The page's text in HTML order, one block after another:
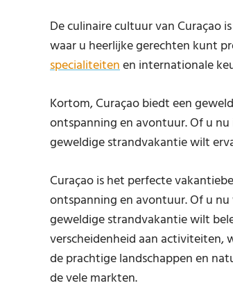
De culinaire cultuur van Curaçao
waar u heerlijke gerechten kunt
specialiteitenen internationale
Kortom, Curaçao biedt een
ontspanning en avontuur. Of u
geweldige strandvakantie wilt
Curaçao is het perfecte
ontspanning en avontuur. Of u
geweldige strandvakantie wilt
verscheidenheid aan activiteiten,
de prachtige landschappen en
de vele markten.